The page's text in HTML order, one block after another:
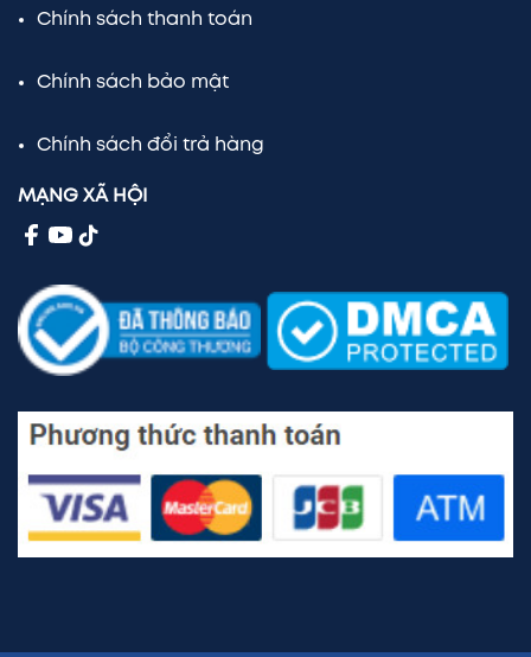
Chính sách thanh toán
Chính sách bảo mật
Chính sách đổi trả hàng
MẠNG XÃ HỘI